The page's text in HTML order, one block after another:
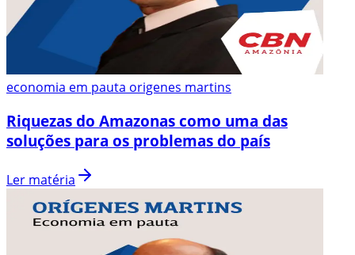
economia em pauta origenes martins
Riquezas do Amazonas como uma das
soluções para os problemas do país
Ler matéria